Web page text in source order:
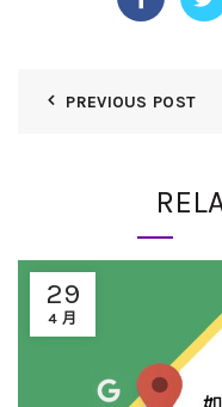
PREVIOUS POST
29
4 月